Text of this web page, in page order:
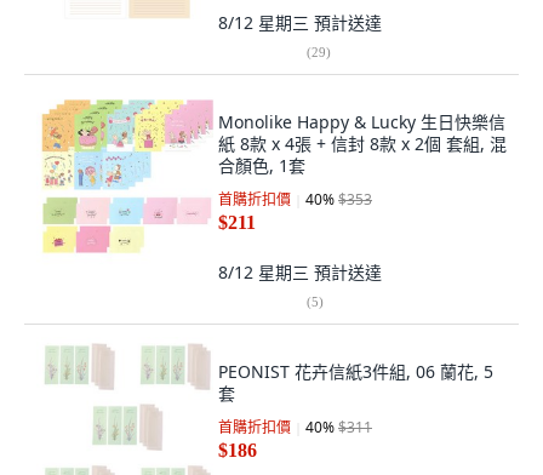
8/12 星期三 預計送達
(29)
Monolike Happy & Lucky 生日快樂信
紙 8款 x 4張 + 信封 8款 x 2個 套組, 混
合顏色, 1套
首購折扣價 40%$353
$211
8/12 星期三 預計送達
(5)
PEONIST 花卉信紙3件組, 06 蘭花, 5
套
首購折扣價 40%$311
$186